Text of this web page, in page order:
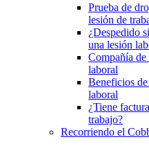
Prueba de
lesión de
¿Despedido
una lesión
Compañía de
laboral
Beneficios
laboral
¿Tiene
trabajo?
Recorriendo el